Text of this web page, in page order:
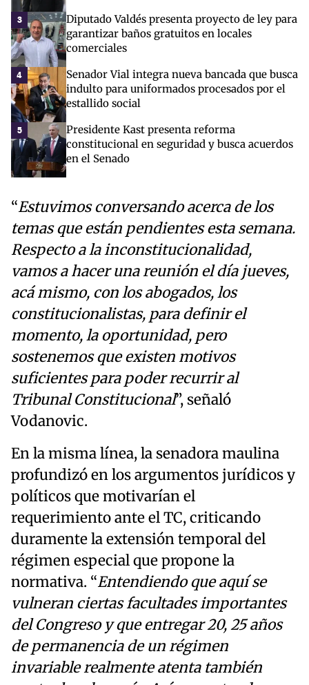
3
Diputado Valdés presenta proyecto de ley para
garantizar baños gratuitos en locales
comerciales
4
Senador Vial integra nueva bancada que busca
indulto para uniformados procesados por el
estallido social
5
Presidente Kast presenta reforma
constitucional en seguridad y busca acuerdos
en el Senado
“Estuvimos conversando acerca de los
temas que están pendientes esta semana.
Respecto a la inconstitucionalidad,
vamos a hacer una reunión el día jueves,
acá mismo, con los abogados, los
constitucionalistas, para definir el
momento, la oportunidad, pero
sostenemos que existen motivos
suficientes para poder recurrir al
Tribunal Constitucional”, señaló
Vodanovic.
En la misma línea, la senadora maulina
profundizó en los argumentos jurídicos y
políticos que motivarían el
requerimiento ante el TC, criticando
duramente la extensión temporal del
régimen especial que propone la
normativa. “Entendiendo que aquí se
vulneran ciertas facultades importantes
del Congreso y que entregar 20, 25 años
de permanencia de un régimen
invariable realmente atenta también